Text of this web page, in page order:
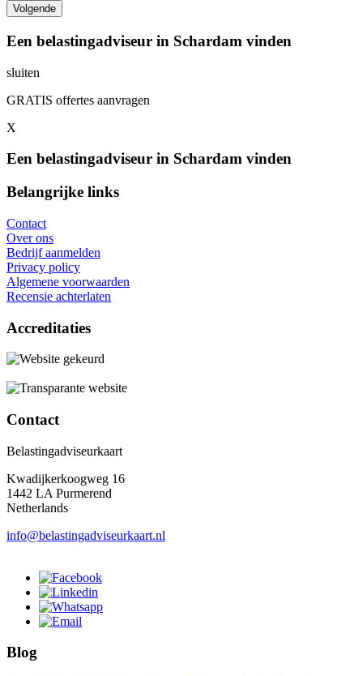
Een belastingadviseur in Schardam vinden
sluiten
GRATIS offertes aanvragen
X
Een belastingadviseur in Schardam vinden
Belangrijke links
Contact
Over ons
Bedrijf aanmelden
Privacy policy
Algemene voorwaarden
Recensie achterlaten
Accreditaties
Contact
Belastingadviseurkaart
Kwadijkerkoogweg 16
1442 LA Purmerend
Netherlands
info@belastingadviseurkaart.nl
Blog